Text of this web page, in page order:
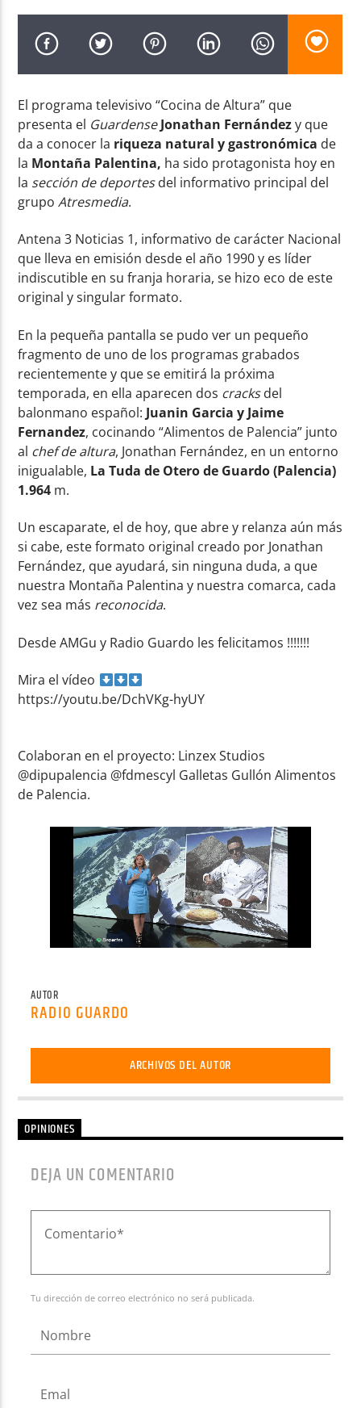
Radio AMGu
El programa televisivo “Cocina de Altura” que
presenta el Guardense Jonathan Fernándezy que
da a conocer la riqueza natural y gastronómica de
la Montaña Palentina, ha sido protagonista hoy en
la sección de deportesdel informativo principal del
grupoAtresmedia.
Antena 3 Noticias 1, informativo de carácter Nacional
que lleva en emisión desde el año 1990 y es líder
indiscutible en su franja horaria, se hizo eco de este
original y singular formato.
En la pequeña pantalla se pudo ver un pequeño
fragmento de uno de los programas grabados
recientemente y que se emitirá la próxima
temporada, en ella aparecen dos cracksdel
balonmano español: Juanin Garcia y Jaime
Fernandez, cocinando “Alimentos de Palencia” junto
al chef de altura, Jonathan Fernández, en un entorno
inigualable, La Tuda de Otero de Guardo (Palencia)
1.964 m.
Un escaparate, el de hoy, que abre y relanza aún más
si cabe, este formato original creado por Jonathan
Fernández, que ayudará, sin ninguna duda, a que
nuestra Montaña Palentina y nuestra comarca, cada
vez sea más reconocida.
Desde AMGu y Radio Guardo les felicitamos !!!!!!!
Mira el vídeo
https://youtu.be/DchVKg-hyUY
Colaboran en el proyecto: Linzex Studios
@dipupalencia @fdmescyl Galletas Gullón Alimentos
de Palencia.
AUTOR
RADIO GUARDO
ARCHIVOS DEL AUTOR
OPINIONES
DEJA UN COMENTARIO
Tu dirección de correo electrónico no será publicada.